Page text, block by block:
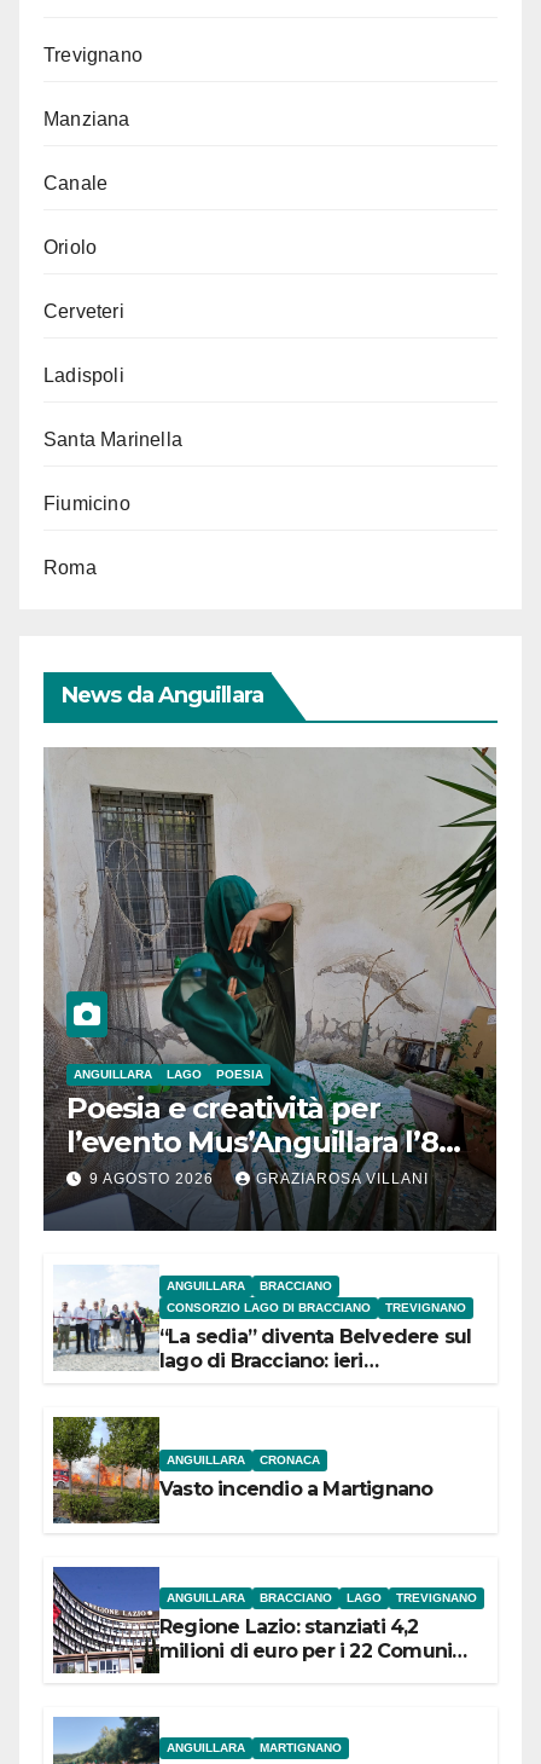
Trevignano
Manziana
Canale
Oriolo
Cerveteri
Ladispoli
Santa Marinella
Fiumicino
Roma
News da Anguillara
ANGUILLARA LAGO POESIA
Poesia e creatività per
l’evento Mus’Anguillara l’8
agosto 2026 al Museo
Contadino
9 AGOSTO 2026 GRAZIAROSA VILLANI
ANGUILLARA
BRACCIANO
CONSORZIO LAGO DI BRACCIANO
TREVIGNANO
“La sedia” diventa Belvedere sul
lago di Bracciano: ieri
ANGUILLARA CRONACA
Vasto incendio a Martignano
ANGUILLARA BRACCIANO LAGO TREVIGNANO
Regione Lazio: stanziati 4,2
milioni di euro per i 22 Comuni
ANGUILLARA MARTIGNANO